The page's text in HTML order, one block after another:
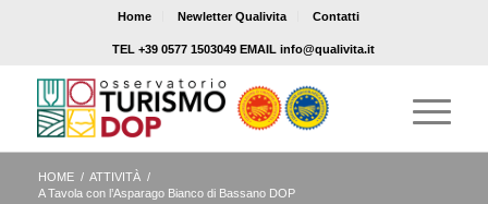
Home Newletter Qualivita Contatti
TEL +39 0577 1503049 EMAIL info@qualivita.it
HOME / ATTIVITÀ /
A Tavola con l’Asparago Bianco di Bassano DOP